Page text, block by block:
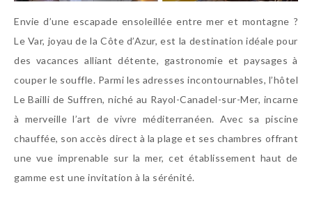
Envie d’une escapade ensoleillée entre mer et montagne ?
Le Var, joyau de la Côte d’Azur, est la destination idéale pour
des vacances alliant détente, gastronomie et paysages à
couper le souffle. Parmi les adresses incontournables, l’hôtel
Le Bailli de Suffren, niché au Rayol-Canadel-sur-Mer, incarne
à merveille l’art de vivre méditerranéen. Avec sa piscine
chauffée, son accès direct à la plage et ses chambres offrant
une vue imprenable sur la mer, cet établissement haut de
gamme est une invitation à la sérénité.